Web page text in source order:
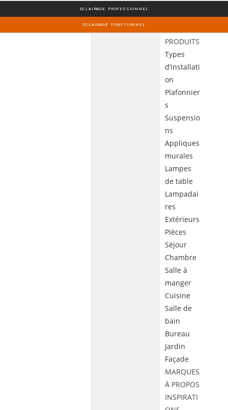
ECLAIRAGE PROFESSIONNEL
ECLAIRAGE FONCTIONNEL
PRODUITS
Types
d’installati
on
Plafonnier
s
Suspensio
ns
Appliques
murales
Lampes
de table
Lampadai
res
Extérieurs
Pièces
Séjour
Chambre
Salle à
manger
Cuisine
Salle de
bain
Bureau
Jardin
Façade
MARQUES
À PROPOS
INSPIRATI